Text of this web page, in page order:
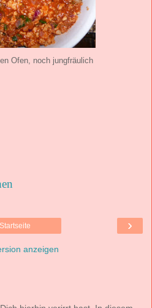
Ofen, noch jungfräulich
›
Startseite
anzeigen